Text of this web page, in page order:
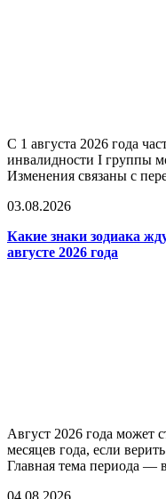
С 1 августа 2026 года
инвалидности I группы
Изменения связаны с
03.08.2026
Какие знаки зодиака
августе 2026 года
Август 2026 года может
месяцев года, если
Главная тема периода —